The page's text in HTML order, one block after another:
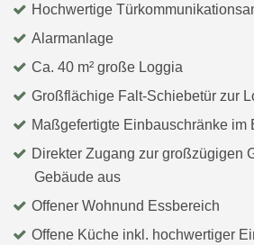
Hochwertige
Alarmanlage
Ca. 40 m² große Loggia
Großflächige Falt-Schiebetür zur
Maßgefertigte Einbauschränke im
Direkter Zugang zur großzügigen
Gebäude aus
Offener Wohnund Essbereich
Offene Küche inkl. hochwertiger